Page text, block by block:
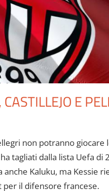
E
non potranno
tagliati dalla lista Uefa di
Kaluku, ma Kessie
per il difensore francese.